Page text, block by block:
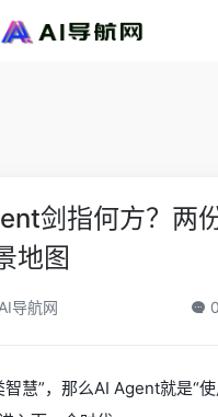
剑指何方？两
地图
AI导航网 0
慧”，那么AI Agent就是“